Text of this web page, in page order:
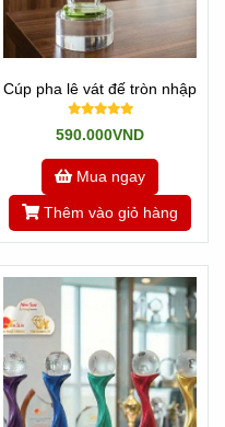
Cúp pha lê vát đế tròn nhập
590.000VND
Mua ngay
Thêm vào giỏ hàng